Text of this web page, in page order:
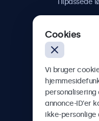
Tilpassede
Beetronics
Cookies
Vi bruger
personalisering
annonce-ID’er
ikke-personlige